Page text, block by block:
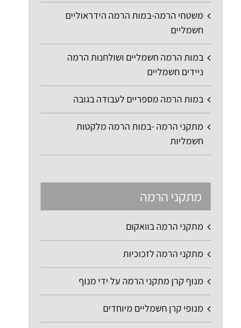
משטחי הרמה-במות הרמה הידראוליים
חשמליים
במות הרמה חשמליים ושולחנות הרמה
ניידים חשמליים
במות הרמה מספריים לעבודה בגובה
מתקני הרמה -במות הרמה מלקטות
חשמליות
מתקני הרמה
מתקני הרמה בוואקום
מתקני הרמה לזכוכיות
מנוף קרן מתקני הרמה על ידי מנוף
מנופי קרן חשמליים מיוחדים